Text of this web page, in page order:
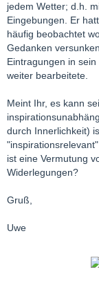
jedem Wetter; d.h.
Eingebungen. Er
häufig beobachtet
Gedanken
Eintragungen in
weiter bearbeitete.
Meint Ihr, es kann
durch Innerlichkeit)
ist eine Vermutung
Widerlegungen?
Gruß,
Uwe